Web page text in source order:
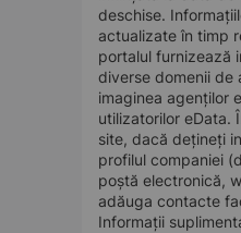
deschise.
actualizate în timp
portalul furnizează
diverse domenii de
imaginea agenților
utilizatorilor eData.
site, dacă dețineți
profilul companiei
poștă electronică,
adăuga contacte
Informații